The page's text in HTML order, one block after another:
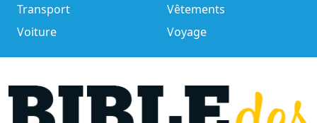
Transport
Vêtements
Voiture
Voyage